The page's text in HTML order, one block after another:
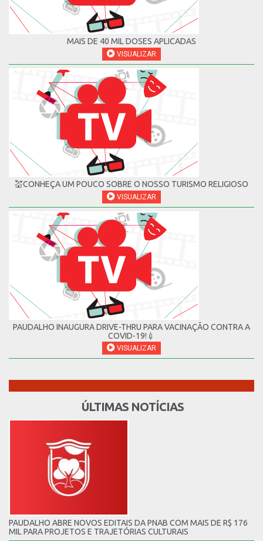
MAIS DE 40 MIL DOSES APLICADAS
VISUALIZAR
💒CONHEÇA UM POUCO SOBRE O NOSSO TURISMO RELIGIOSO
VISUALIZAR
PAUDALHO INAUGURA DRIVE-THRU PARA VACINAÇÃO CONTRA A
COVID-19!💉
VISUALIZAR
ÚLTIMAS NOTÍCIAS
PAUDALHO ABRE NOVOS EDITAIS DA PNAB COM MAIS DE R$ 176
MIL PARA PROJETOS E TRAJETÓRIAS CULTURAIS